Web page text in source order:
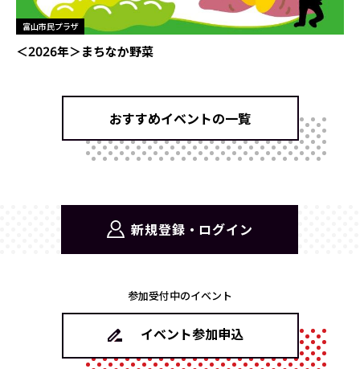
富山市民プラザ
＜2026年＞まちなか野菜
おすすめイベントの一覧
新規登録・ログイン
参加受付中のイベント
イベント参加申込